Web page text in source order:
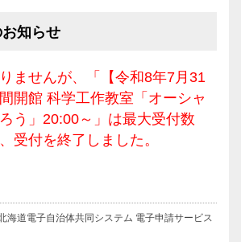
知らせ
ませんが、「【令和8年7月31
開館 科学工作教室「オーシャ
う」20:00～」は最大受付数
受付を終了しました。
海道電子自治体共同システム 電子申請サービス